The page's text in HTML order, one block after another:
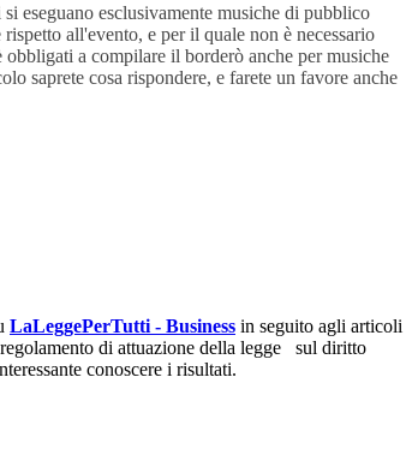
eseguano esclusivamente musiche di pubblico
all'evento, e per il quale non è necessario
a compilare il borderò anche per musiche
saprete cosa rispondere, e farete un favore anche
LaLeggePerTutti - Business in seguito agli articoli
di attuazione della legge sul diritto
conoscere i risultati.